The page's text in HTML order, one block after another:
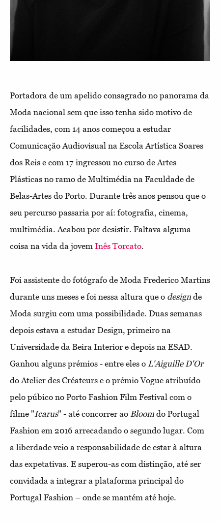
Portadora de um apelido consagrado no panorama da
Moda nacional sem que isso tenha sido motivo de
facilidades, com 14 anos começou a estudar
Comunicação Audiovisual na Escola Artística Soares
dos Reis e com 17 ingressou no curso de Artes
Plásticas no ramo de Multimédia na Faculdade de
Belas-Artes do Porto. Durante três anos pensou que o
seu percurso passaria por aí: fotografia, cinema,
multimédia. Acabou por desistir. Faltava alguma
coisa na vida da jovem Inês Torcato.
Foi assistente do fotógrafo de Moda Frederico Martins
durante uns meses e foi nessa altura que o design de
Moda surgiu com uma possibilidade. Duas semanas
depois estava a estudar Design, primeiro na
Universidade da Beira Interior e depois na ESAD.
Ganhou alguns prémios - entre eles o L'Aiguille D'Or
do Atelier des Créateurs e o prémio Vogue atribuído
pelo púbico no Porto Fashion Film Festival com o
filme "Icarus" - até concorrer ao Bloom do Portugal
Fashion em 2016 arrecadando o segundo lugar. Com
a liberdade veio a responsabilidade de estar à altura
das expetativas. E superou-as com distinção, até ser
convidada a integrar a plataforma principal do
Portugal Fashion – onde se mantém até hoje.